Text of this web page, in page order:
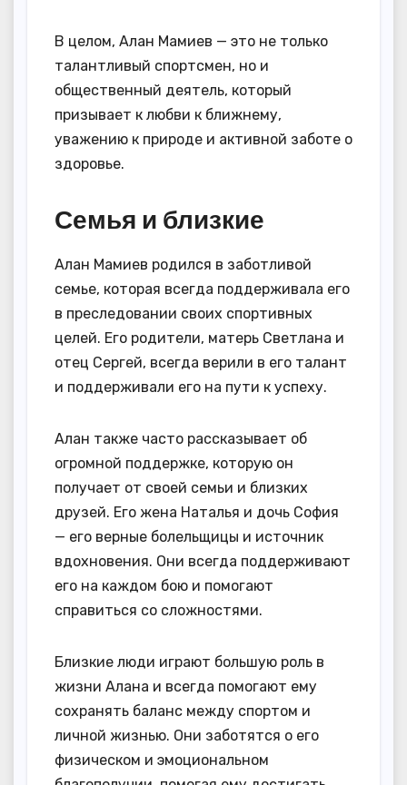
В целом, Алан Мамиев — это не только
талантливый спортсмен, но и
общественный деятель, который
призывает к любви к ближнему,
уважению к природе и активной заботе о
здоровье.
Семья и близкие
Алан Мамиев родился в заботливой
семье, которая всегда поддерживала его
в преследовании своих спортивных
целей. Его родители, матерь Светлана и
отец Сергей, всегда верили в его талант
и поддерживали его на пути к успеху.
Алан также часто рассказывает об
огромной поддержке, которую он
получает от своей семьи и близких
друзей. Его жена Наталья и дочь София
— его верные болельщицы и источник
вдохновения. Они всегда поддерживают
его на каждом бою и помогают
справиться со сложностями.
Близкие люди играют большую роль в
жизни Алана и всегда помогают ему
сохранять баланс между спортом и
личной жизнью. Они заботятся о его
физическом и эмоциональном